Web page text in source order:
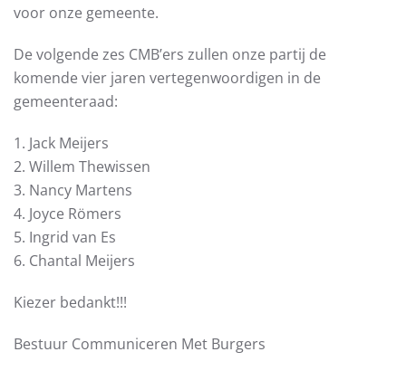
voor onze gemeente.
De volgende zes CMB’ers zullen onze partij de
komende vier jaren vertegenwoordigen in de
gemeenteraad:
1. Jack Meijers
2. Willem Thewissen
3. Nancy Martens
4. Joyce Römers
5. Ingrid van Es
6. Chantal Meijers
Kiezer bedankt!!!
Bestuur Communiceren Met Burgers